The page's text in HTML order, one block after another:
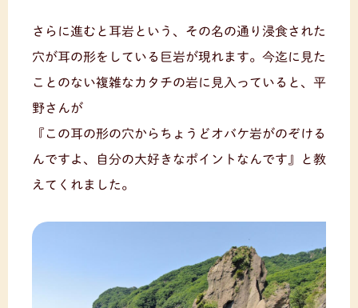
さらに進むと耳岩という、その名の通り浸食された
穴が耳の形をしている巨岩が現れます。今迄に見た
ことのない複雑なカタチの岩に見入っていると、平
野さんが
『この耳の形の穴からちょうどオバケ岩がのぞける
んですよ、自分の大好きなポイントなんです』と教
えてくれました。